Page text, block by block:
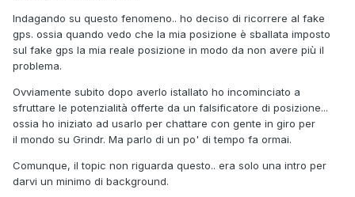
Indagando su questo fenomeno.. ho deciso di ricorrere al fake
gps. ossia quando vedo che la mia posizione è sballata imposto
sul fake gps la mia reale posizione in modo da non avere più il
problema.
Ovviamente subito dopo averlo istallato ho incominciato a
sfruttare le potenzialità offerte da un falsificatore di posizione...
ossia ho iniziato ad usarlo per chattare con gente in giro per
il mondo su Grindr. Ma parlo di un po' di tempo fa ormai.
Comunque, il topic non riguarda questo.. era solo una intro per
darvi un minimo di background.